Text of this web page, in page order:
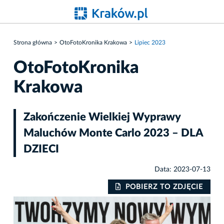
Strona główna OtoFotoKronika Krakowa Lipiec 2023
OtoFotoKronika
Krakowa
Zakończenie Wielkiej Wyprawy
Maluchów Monte Carlo 2023 – DLA
DZIECI
Data: 2023-07-13
POBIERZ TO ZDJĘCIE